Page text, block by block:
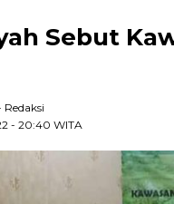
Sebut
Redaksi
- 20:40 WITA